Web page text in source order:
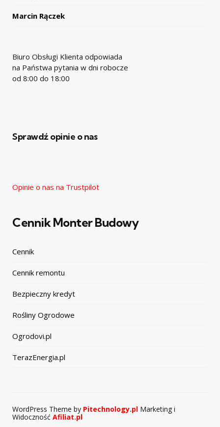
Marcin Rączek
Biuro Obsługi Klienta odpowiada
na Państwa pytania w dni robocze
od 8:00 do 18:00
Sprawdź opinie o nas
Opinie o nas na Trustpilot
Cennik Monter Budowy
Cennik
Cennik remontu
Bezpieczny kredyt
Rośliny Ogrodowe
Ogrodovi.pl
TerazEnergia.pl
WordPress Theme by Pitechnology.pl Marketing i
Widoczność Afiliat.pl